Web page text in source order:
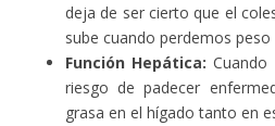
deja de ser cierto que el
sube cuando perdemos
Función Hepática: Cuando
riesgo de padecer
grasa en el hígado tanto en